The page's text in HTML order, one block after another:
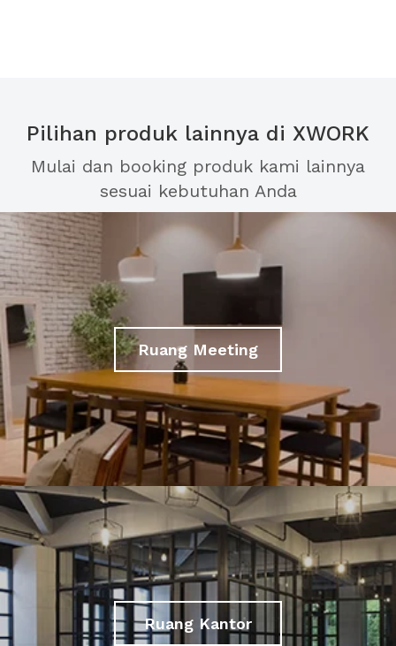
Pilihan produk lainnya di XWORK
Mulai dan booking produk kami lainnya
sesuai kebutuhan Anda
Ruang Meeting
Ruang Kantor